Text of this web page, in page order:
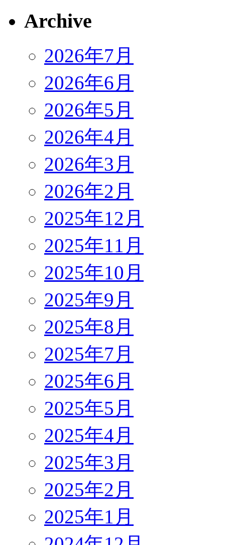
Archive
2026年7月
2026年6月
2026年5月
2026年4月
2026年3月
2026年2月
2025年12月
2025年11月
2025年10月
2025年9月
2025年8月
2025年7月
2025年6月
2025年5月
2025年4月
2025年3月
2025年2月
2025年1月